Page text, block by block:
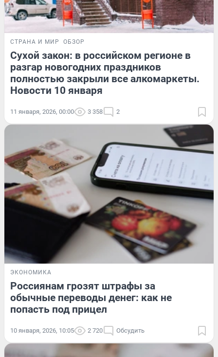
СТРАНА И МИР ОБЗОР
Сухой закон: в российском регионе в
разгар новогодних праздников
полностью закрыли все алкомаркеты.
Новости 10 января
11 января, 2026, 00:00 3 358 2
ЭКОНОМИКА
Россиянам грозят штрафы за
обычные переводы денег: как не
попасть под прицел
10 января, 2026, 10:05 2 720 Обсудить